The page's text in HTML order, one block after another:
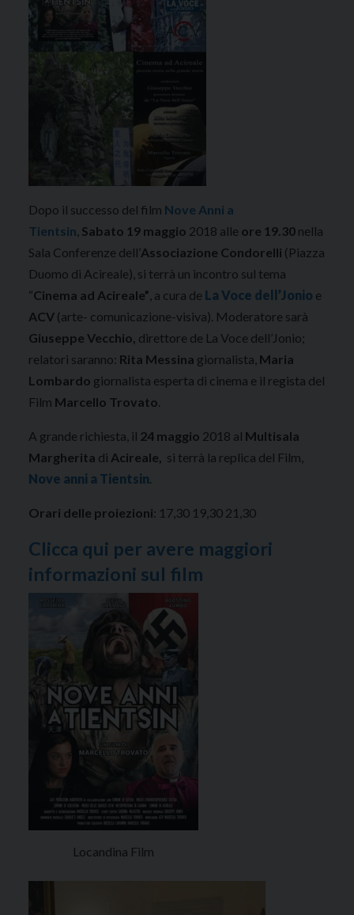
Dopo il successo del film Nove Anni a
Tientsin Sabato 19 maggio 2018 alle ore 19.30 nella
Sala Conferenze dell’Associazione Condorelli (Piazza
Duomo di Acireale), si terrà un incontro sul tema
“Cinema ad Acireale” , a cura de La Voce dell’Jonio e
ACV (arte- comunicazione-visiva). Moderatore sarà
Giuseppe Vecchio, direttore de La Voce dell’Jonio;
relatori saranno: Rita Messina giornalista, Maria
Lombardo giornalista esperta di cinema e il regista del
Film Marcello Trovato.
A grande richiesta, il 24 maggio 2018 al Multisala
Margherita di Acireale, si terrà la replica del Film,
Nove anni a Tientsin.
Orari delle proiezioni: 17,30 19,30 21,30
Clicca qui per avere maggiori
informazioni sul film
Locandina Film